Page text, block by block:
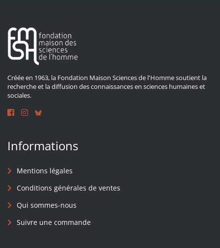
Créée en 1963, la Fondation Maison Sciences de l'Homme soutient la
recherche et la diffusion des connaissances en sciences humaines et
sociales.
Informations
Mentions légales
Conditions générales de ventes
Qui sommes-nous
Suivre une commande